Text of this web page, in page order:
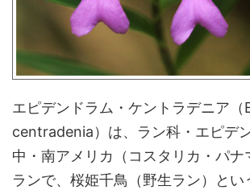
エピデンドラム・ケントラデニア
centradenia）は、ラン科・エピデ
中・南アメリカ（コスタリカ・パナ
ランで、桜姫千鳥（野生ラン）とい